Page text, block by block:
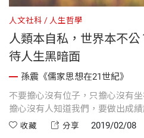
人文社科 人生哲學
人類本自私，世界本不
待人生黑暗面
孫震《儒家思想在21世紀》
不要擔心沒有位子，只擔心沒有
擔心沒有人知道我們，要做出成績
收藏 分享 2019/02/08